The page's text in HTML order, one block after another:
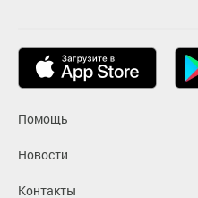
Помощь
Новости
Контакты